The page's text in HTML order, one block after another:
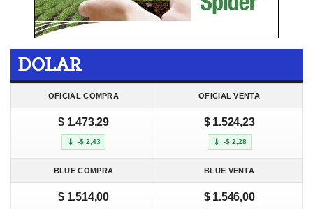
DOLAR
OFICIAL COMPRA OFICIAL VENTA
$ 1.473,29
-$ 2,43
$ 1.524,23
-$ 2,28
BLUE COMPRA BLUE VENTA
$ 1.514,00 $ 1.546,00